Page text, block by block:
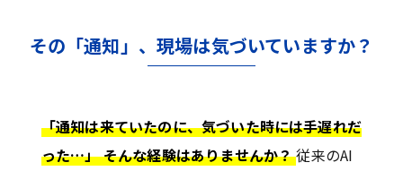
その「通知」、現場は気づいていますか？
「通知は来ていたのに、気づいた時には手遅れだ
った…」 そんな経験はありませんか？従来のAI